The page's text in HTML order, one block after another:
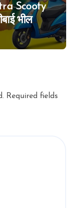
Scooty
भील
2026
Required fields